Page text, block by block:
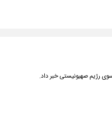
سوی رژیم صهیونیستی خبر داد.